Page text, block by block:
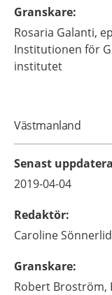
Granskare:
Rosaria Galanti,
Institutionen för
institutet
Västmanland
Senast
2019-04-04
Redaktör:
Caroline
Granskare:
Robert Broström,